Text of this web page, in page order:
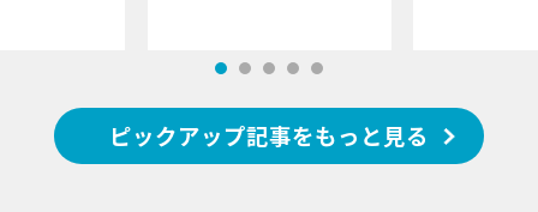
ピックアップ記事をもっと見る